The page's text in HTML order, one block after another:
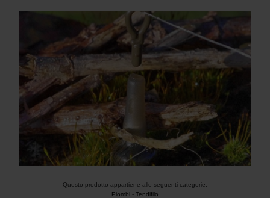
Questo prodotto appartiene alle seguenti categorie:
Piombi - Tendifilo